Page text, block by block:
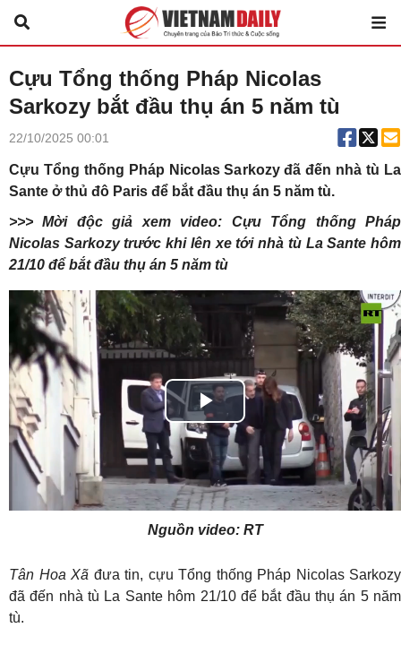
Cựu Tổng thống Pháp Nicolas
Sarkozy bắt đầu thụ án 5 năm tù
22/10/2025 00:01
Cựu Tổng thống Pháp Nicolas Sarkozy đã đến nhà tù La
Sante ở thủ đô Paris để bắt đầu thụ án 5 năm tù.
>>> Mời độc giả xem video: Cựu Tổng thống Pháp
Nicolas Sarkozy trước khi lên xe tới nhà tù La Sante hôm
21/10 để bắt đầu thụ án 5 năm tù
Play
Video
Nguồn video: RT
Tân Hoa Xã đưa tin, cựu Tổng thống Pháp Nicolas Sarkozy
đã đến nhà tù La Sante hôm 21/10 để bắt đầu thụ án 5 năm
tù.